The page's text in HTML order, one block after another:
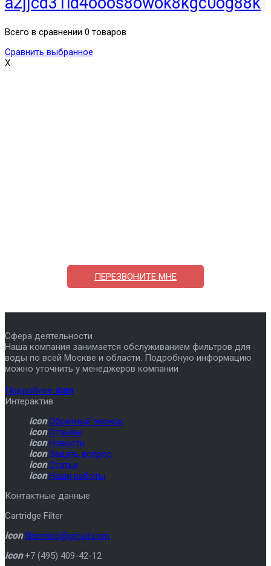
Всего в сравнении 0 товаров
Сравнить выбранное
X
ПЕРЕЗВОНИТЕ МНЕ
Сфера деятельности
Наша компания занимается обслуживанием фильтров для
воды по всей Москве и области. Подробную информацию
можно уточнить у менеджеров компании
Подробнее icon
Интерактив
icon Обратный звонок
icon Отзывы
icon Новости
icon Задать вопрос
icon Статьи
icon Наши работы
Контактные данные
Cartridge Filter
icon filtermeb@gmail.com
icon +7 (495) 409-42-12